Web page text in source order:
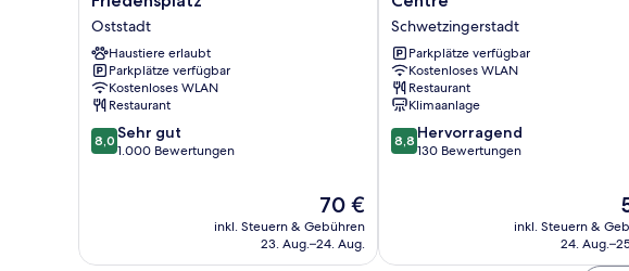
Mannheim
am
Friedensplatz
Oststadt
Oststadt
Haustiere erlaubt
Parkplätze verfügbar
Kostenloses WLAN
Restaurant
8.0
von
8,0 Sehr gut
1.000 Bewertungen
Der
Preis
beträgt
70 €
inkl. Steuern & Gebühren
23. Aug.–24. Aug.
City
Centre
Schwetzingerstadt
Schwetzingerstadt
Parkplätze verfügbar
Kostenloses WLAN
Restaurant
Klimaanlage
8.8
von
8,8 Hervorragend
130 Bewertungen
inkl. Steuern &
24.